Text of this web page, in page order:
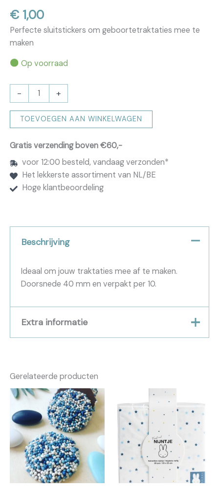
€ 1,00
Perfecte sluitstickers om geboortetraktaties mee te
maken
Op voorraad
-
Stickers
-
Hoera
een
baby
Grijs
aantal
+
TOEVOEGEN AAN WINKELWAGEN
Gratis verzending boven €60,-
voor 12:00 besteld, vandaag verzonden*
Het lekkerste assortiment van NL/BE
Hoge klantbeoordeling
Beschrijving
Ideaal om jouw traktaties mee af te maken.
Doorsnede 40 mm en verpakt per 10.
Extra informatie
Verkocht per
Gerelateerde producten